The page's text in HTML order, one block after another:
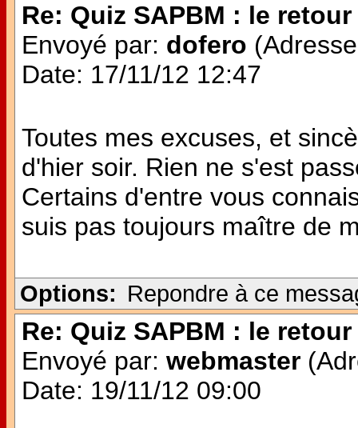
Re: Quiz SAPBM : le retour
Envoyé par: dofero
Date: 17/11/12 12:47
Toutes mes excuses, et
d'hier soir. Rien ne s'est
Certains d'entre vous
suis pas toujours maître de
Options: Repondre à ce
Re: Quiz SAPBM : le retour
Envoyé par: webmaster
Date: 19/11/12 09:00